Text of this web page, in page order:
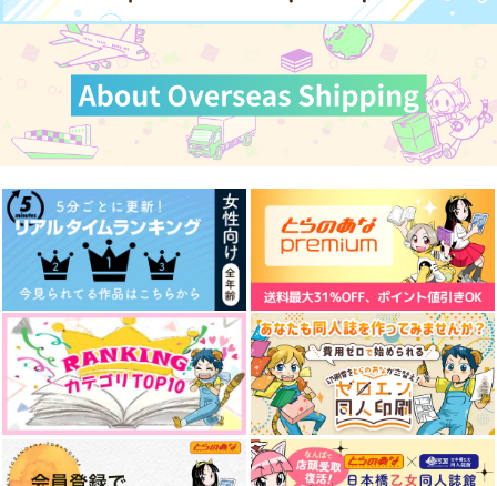
Reencuentro/Riunio
White Lily
（税込）
及川徹×影山飛雄
サンプル
作品詳細
JUNE(影日アンソロジ
2,090円（税込）
影山飛雄×日向翔陽
サンプル
作品詳細
交際0日プロポーズ
ランドリールーム
1,450 （税込）
影山飛雄×女夢主
サンプル
作品詳細
サンプル
カート
サンプル サンプル
ノン・フィクション
ｺﾝｶﾞﾗｶﾞｯﾁｭﾚｰｼｮﾝ
880円（税込）
ハイキュー!!
及川徹×影山飛雄
あれ？気付いちゃいま
したか？
ぽわちゅちゅ
専売 472円（税込）
ハイキュー!!
正しくは次の道２
Ｂ型装備
770円（税込）
ハイキュー!!
及川徹×影山飛雄